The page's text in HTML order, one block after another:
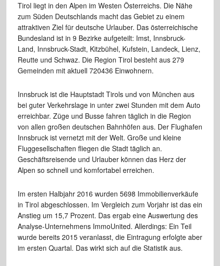
Tirol liegt in den Alpen im Westen Österreichs. Die Nähe
zum Süden Deutschlands macht das Gebiet zu einem
attraktiven Ziel für deutsche Urlauber. Das österreichische
Bundesland ist in 9 Bezirke aufgeteilt: Imst, Innsbruck-
Land, Innsbruck-Stadt, Kitzbühel, Kufstein, Landeck, Lienz,
Reutte und Schwaz. Die Region Tirol besteht aus 279
Gemeinden mit aktuell 720436 Einwohnern.
Innsbruck ist die Hauptstadt Tirols und von München aus
bei guter Verkehrslage in unter zwei Stunden mit dem Auto
erreichbar. Züge und Busse fahren täglich in die Region
von allen großen deutschen Bahnhöfen aus. Der Flughafen
Innsbruck ist vernetzt mit der Welt. Große und kleine
Fluggesellschaften fliegen die Stadt täglich an.
Geschäftsreisende und Urlauber können das Herz der
Alpen so schnell und komfortabel erreichen.
Im ersten Halbjahr 2016 wurden 5698 Immobilienverkäufe
in Tirol abgeschlossen. Im Vergleich zum Vorjahr ist das ein
Anstieg um 15,7 Prozent. Das ergab eine Auswertung des
Analyse-Unternehmens ImmoUnited. Allerdings: Ein Teil
wurde bereits 2015 veranlasst, die Eintragung erfolgte aber
im ersten Quartal. Das wirkt sich auf die Statistik aus.